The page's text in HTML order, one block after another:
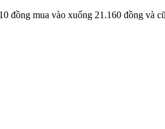
đồng mua vào xuống 21.160 đồng và